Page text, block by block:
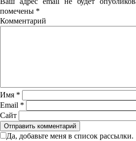
помечены *
Имя *
Email *
Сайт
Да, добавьте меня в список рассылки.